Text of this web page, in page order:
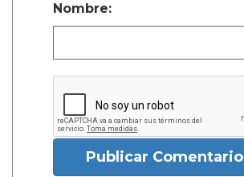
Nombre:
Publicar Comentario